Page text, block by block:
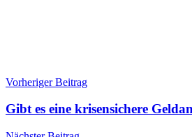
Beitragsnavigation
Vorheriger Beitrag
Gibt es eine krisensichere